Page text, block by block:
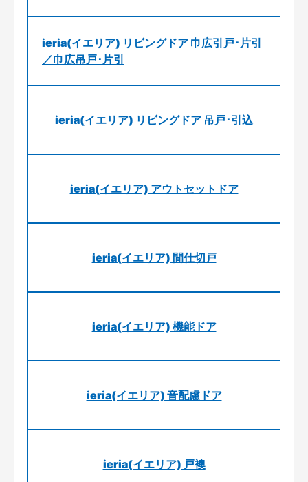
ieria(イエリア) リビングドア 巾広引戸･片引
／巾広吊戸･片引
ieria(イエリア) リビングドア 吊戸･引込
ieria(イエリア) アウトセットドア
ieria(イエリア) 間仕切戸
ieria(イエリア) 機能ドア
ieria(イエリア) 音配慮ドア
ieria(イエリア) 戸襖